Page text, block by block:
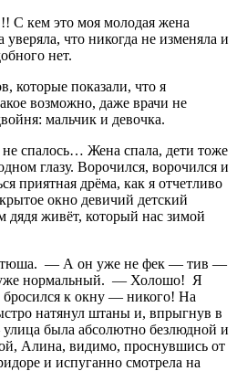
С кем это моя молодая жена
что никогда не изменяла и
нет.
которые показали, что я
возможно, даже врачи не
мальчик и девочка.
спалось… Жена спала, дети тоже
глазу. Ворочился, ворочился и
приятная дрёма, как я отчетливо
окно девичий детский
живёт, который нас зимой
— А он уже не фек — тив —
нормальный. — Холошо! Я
бросился к окну — никого! На
натянул штаны и, впрыгнув в
была абсолютно безлюдной и
Алина, видимо, проснувшись от
и испуганно смотрела на